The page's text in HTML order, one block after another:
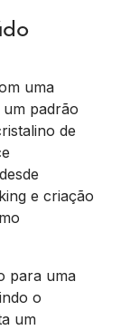
uma
padrão
de
e criação
para uma
o
um